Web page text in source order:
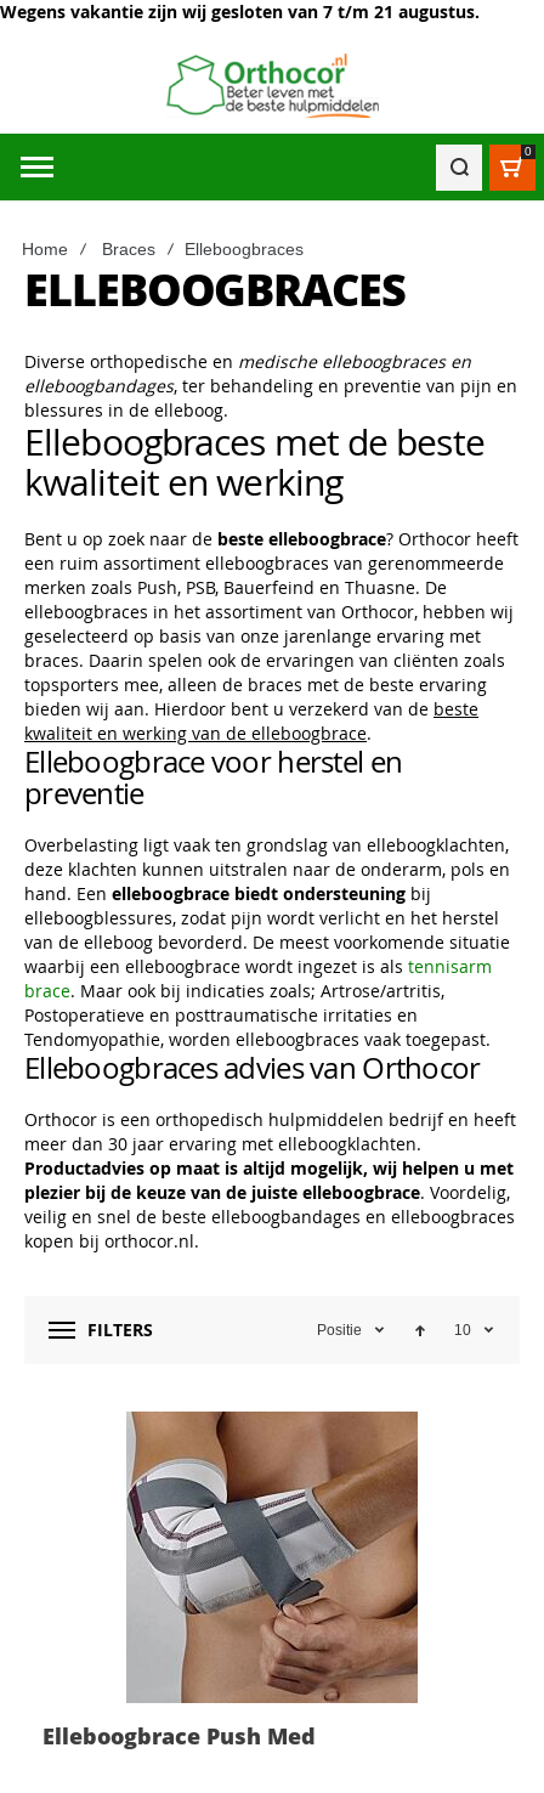
Wegens vakantie zijn wij gesloten van 7 t/m 21 augustus.
0
Home Braces Elleboogbraces
ELLEBOOGBRACES
Diverse orthopedische en medische elleboogbraces en
elleboogbandages, ter behandeling en preventie van pijn en
blessures in de elleboog.
Elleboogbraces met de beste
kwaliteit en werking
Bent u op zoek naar de beste elleboogbrace? Orthocor heeft
een ruim assortiment elleboogbraces van gerenommeerde
merken zoals Push, PSB, Bauerfeind en Thuasne. De
elleboogbraces in het assortiment van Orthocor, hebben wij
geselecteerd op basis van onze jarenlange ervaring met
braces. Daarin spelen ook de ervaringen van cliënten zoals
topsporters mee, alleen de braces met de beste ervaring
bieden wij aan. Hierdoor bent u verzekerd van de beste
kwaliteit en werking van de elleboogbrace.
Elleboogbrace voor herstel en
preventie
Overbelasting ligt vaak ten grondslag van elleboogklachten,
deze klachten kunnen uitstralen naar de onderarm, pols en
hand. Een elleboogbrace biedt ondersteuning bij
elleboogblessures, zodat pijn wordt verlicht en het herstel
van de elleboog bevorderd. De meest voorkomende situatie
waarbij een elleboogbrace wordt ingezet is als tennisarm
brace. Maar ook bij indicaties zoals; Artrose/artritis,
Postoperatieve en posttraumatische irritaties en
Tendomyopathie, worden elleboogbraces vaak toegepast.
Elleboogbraces advies van Orthocor
Orthocor is een orthopedisch hulpmiddelen bedrijf en heeft
meer dan 30 jaar ervaring met elleboogklachten.
Productadvies op maat is altijd mogelijk, wij helpen u met
plezier bij de keuze van de juiste elleboogbrace. Voordelig,
veilig en snel de beste elleboogbandages en elleboogbraces
kopen bij orthocor.nl.
FILTERS Positie 10
Elleboogbrace Push Med